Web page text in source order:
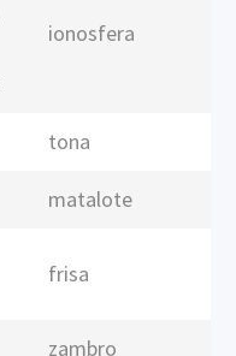
ionosfera
tona
matalote
frisa
zambro